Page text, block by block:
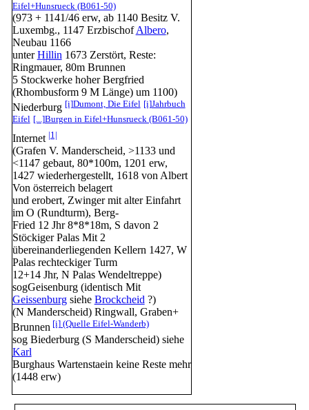
Eifel+Hunsrueck (B061-50)
(973 + 1141/46 erw, ab 1140 Besitz V.
Luxembg., 1147 ErzbischofAlbero,
Neubau 1166
unterHillin 1673 Zerstört, Reste:
Ringmauer, 80m Brunnen
5 Stockwerke hoher Bergfried
(Rhombusform 9 M Länge) um 1100)
Niederburg [i]Dumont, Die Eifel [i]Jahrbuch
Eifel [...]Burgen in Eifel+Hunsrueck (B061-50)
Internet |1|
(Grafen V. Manderscheid, >1133 und
<1147 gebaut, 80*100m, 1201 erw,
1427 wiederhergestellt, 1618 von Albert
Von österreich belagert
und erobert, Zwinger mit alter Einfahrt
im O (Rundturm), Berg-
Fried 12 Jhr 8*8*18m, S davon 2
Stöckiger Palas Mit 2
übereinanderliegenden Kellern 1427, W
Palas rechteckiger Turm
12+14 Jhr, N Palas Wendeltreppe)
sogGeisenburg(identisch Mit
Geissenburgsiehe Brockcheid ?)
(N Manderscheid) Ringwall, Graben+
Brunnen [i](Quelle Eifel-Wanderb)
sogBiederburg(S Manderscheid) siehe
Karl
Burghaus Wartenstaein keine Reste mehr
(1448 erw)